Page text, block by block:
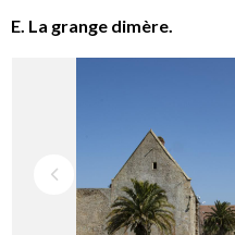
E. La grange dimère.